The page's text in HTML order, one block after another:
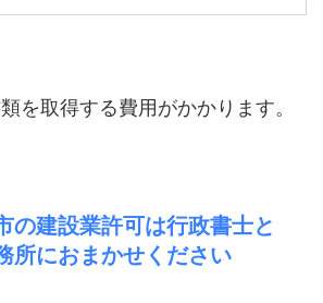
を取得する費用がかかります。
の建設業許可は行政書士と
所におまかせください